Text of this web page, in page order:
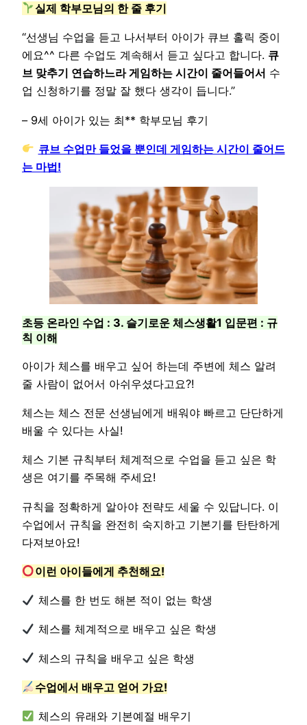
실제 학부모님의 한 줄 후기
“선생님 수업을 듣고 나서부터 아이가 큐브 홀릭 중이
에요^^ 다른 수업도 계속해서 듣고 싶다고 합니다. 큐
브 맞추기 연습하느라 게임하는 시간이 줄어들어서 수
업 신청하기를 정말 잘 했다 생각이 듭니다.”
– 9세 아이가 있는 최** 학부모님 후기
큐브 수업만 들었을 뿐인데 게임하는 시간이 줄어드
는 마법!
초등 온라인 수업 : 3. 슬기로운 체스생활1 입문편 : 규
칙 이해
아이가 체스를 배우고 싶어 하는데 주변에 체스 알려
줄 사람이 없어서 아쉬우셨다고요?!
체스는 체스 전문 선생님에게 배워야 빠르고 단단하게
배울 수 있다는 사실!
체스 기본 규칙부터 체계적으로 수업을 듣고 싶은 학
생은 여기를 주목해 주세요!
규칙을 정확하게 알아야 전략도 세울 수 있답니다. 이
수업에서 규칙을 완전히 숙지하고 기본기를 탄탄하게
다져보아요!
이런 아이들에게 추천해요!
체스를 한 번도 해본 적이 없는 학생
체스를 체계적으로 배우고 싶은 학생
체스의 규칙을 배우고 싶은 학생
수업에서 배우고 얻어 가요!
체스의 유래와 기본예절 배우기